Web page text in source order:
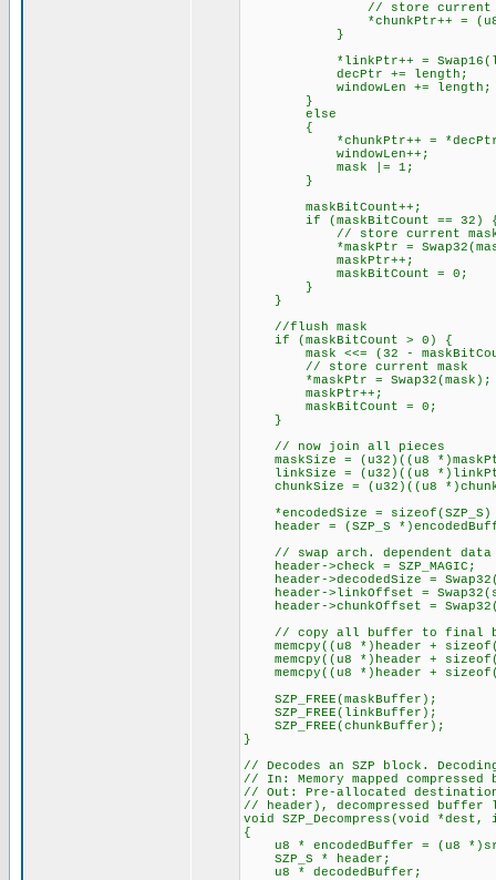
// store current count
*chunkPtr++ =
}
*linkPtr++ =
decPtr += length;
windowLen += length;
}
else // Add single
{
*chunkPtr++ =
windowLen++;
mask |= 1;
}
maskBitCount++;
if (maskBitCount == 32)
// store current
*maskPtr =
maskPtr++;
maskBitCount = 0;
}
}
//flush mask
if (maskBitCount > 0) {
mask <<= (32 -
// store current mask
*maskPtr = Swap32(mask);
maskPtr++;
maskBitCount = 0;
}
// now join all pieces
maskSize = (u32)((u8
linkSize = (u32)((u8
chunkSize = (u32)((u8
*encodedSize = sizeof(SZP_S)
header = (SZP_S
// swap arch. dependent data
header->check = SZP_MAGIC;
header->decodedSize =
header->linkOffset =
header->chunkOffset =
// copy all buffer to final
memcpy((u8 *)header +
memcpy((u8 *)header +
memcpy((u8 *)header +
SZP_FREE(maskBuffer);
SZP_FREE(linkBuffer);
SZP_FREE(chunkBuffer);
}
// Decodes an SZP block.
// In: Memory mapped
// Out: Pre-allocated
// header), decompressed
void SZP_Decompress(void
{
u8 * encodedBuffer = (u8
SZP_S * header;
u8 * decodedBuffer;